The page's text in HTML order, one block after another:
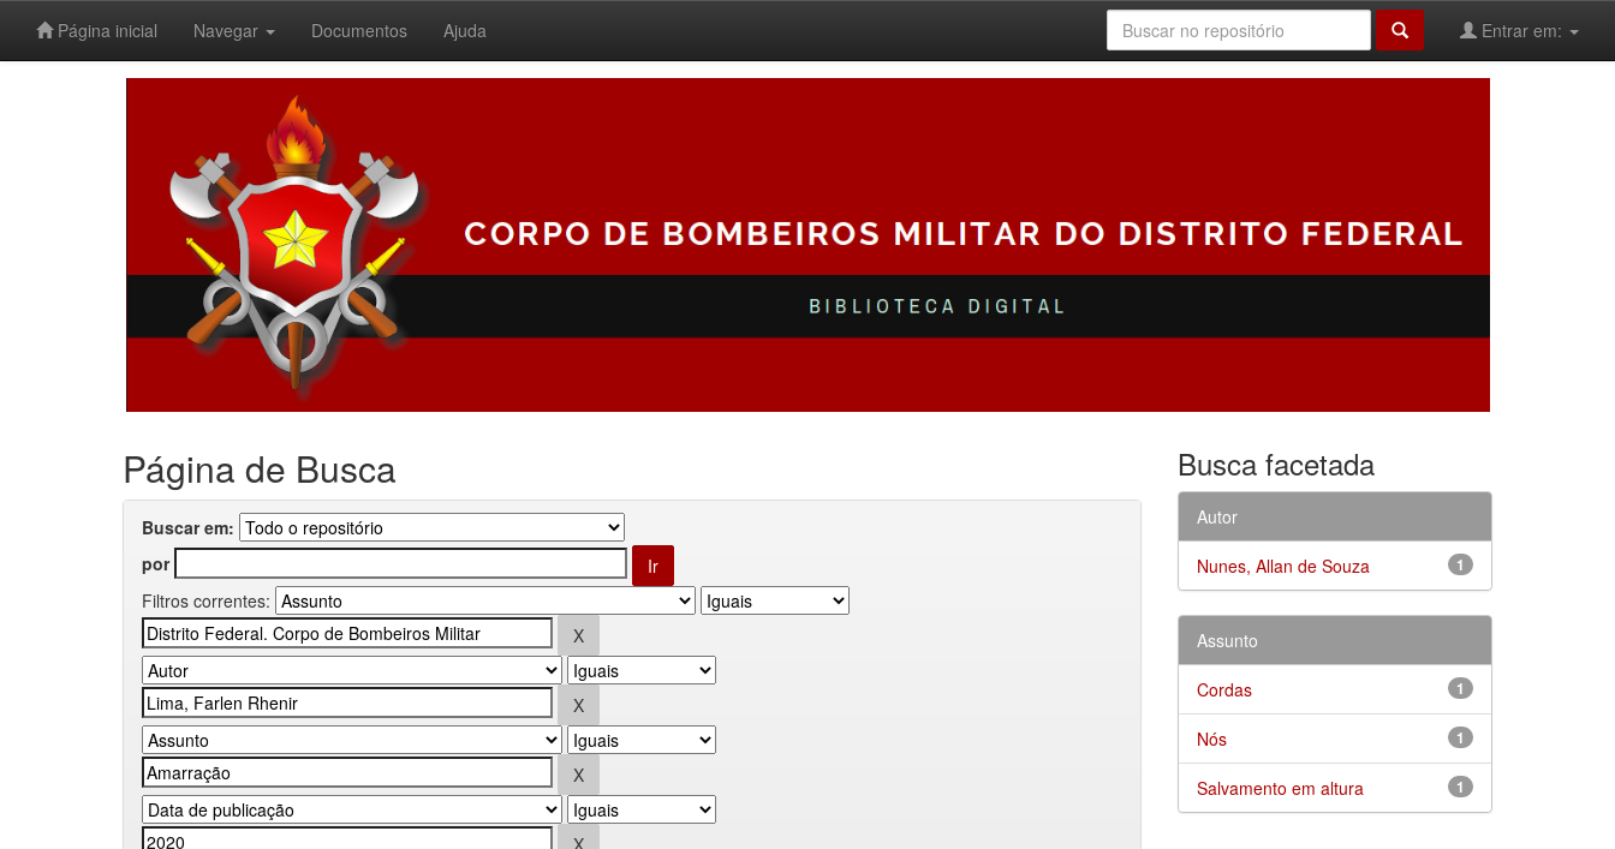
Página inicial Navegar Documentos Ajuda Entrar em:
Página de Busca
Buscar em:
por
Filtros correntes:
Busca facetada
Autor
1
Nunes, Allan de Souza
Assunto
1
Cordas
1
Nós
1
Salvamento em altura